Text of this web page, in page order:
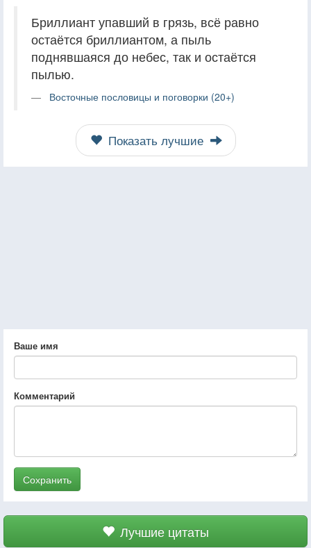
Бриллиант упавший в грязь, всё равно
остаётся бриллиантом, а пыль
поднявшаяся до небес, так и остаётся
пылью.
Восточные пословицы и поговорки (20+)
Показать лучшие
Ваше имя
Комментарий
Сохранить
Лучшие цитаты